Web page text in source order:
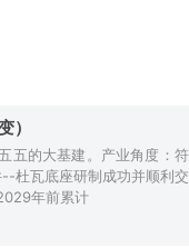
）
五的大基建。产业角度：
杜瓦底座研制成功并顺利
年前累计